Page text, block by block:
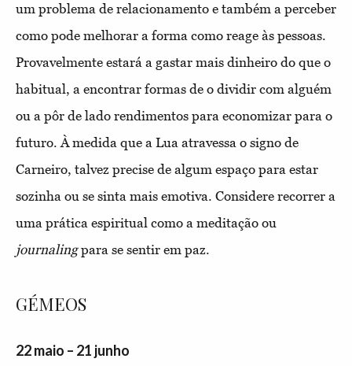
um problema de relacionamento e também a perceber
como pode melhorar a forma como reage às pessoas.
Provavelmente estará a gastar mais dinheiro do que o
habitual, a encontrar formas de o dividir com alguém
ou a pôr de lado rendimentos para economizar para o
futuro. À medida que a Lua atravessa o signo de
Carneiro, talvez precise de algum espaço para estar
sozinha ou se sinta mais emotiva. Considere recorrer a
uma prática espiritual como a meditação ou
journalingpara se sentir em paz.
GÉMEOS
22 maio – 21 junho